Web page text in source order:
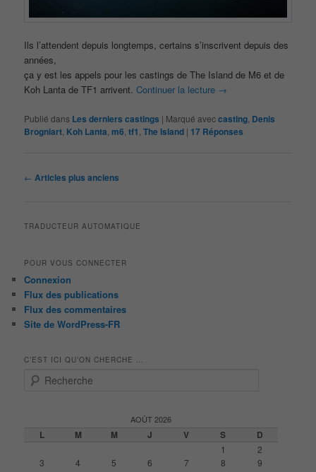
Ils l’attendent depuis longtemps, certains s’inscrivent depuis des
années,
ça y est les appels pour les castings de The Island de M6 et de
Koh Lanta de TF1 arrivent.Continuer la lecture →
Publié dans Les derniers castings | Marqué aveccasting Denis
Brogniart Koh Lanta ,m6 ,tf1 ,The Island | 17 Réponses
Navigation
← Articles plus anciens
TRADUCTEUR AUTOMATIQUE
POUR VOUS CONNECTER
Connexion
Flux des publications
Flux des commentaires
Site de WordPress-FR
C’EST ICI QU’ON CHERCHE …
AOÛT 2026
L M M J V S D
1
2
3
4 5 6 7 8
9